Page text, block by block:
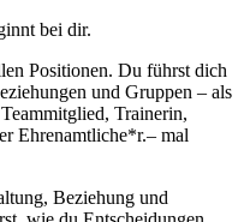
bei dir.
Positionen. Du führst dich
und Gruppen – als
Trainerin,
Ehrenamtliche*r.– mal
Beziehung und